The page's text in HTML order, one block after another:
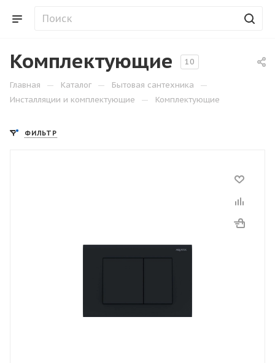
Комплектующие 10
Главная — Каталог — Бытовая сантехника —
Инсталляции и комплектующие — Комплектующие
ФИЛЬТР